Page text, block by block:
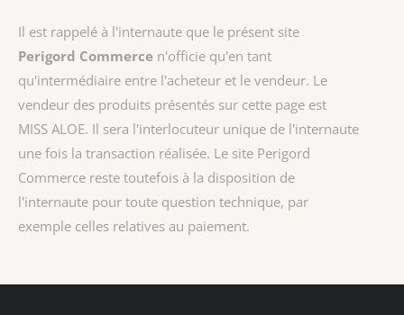
Il est rappelé à l'internaute que le présent site
Perigord Commerce n'officie qu'en tant
qu'intermédiaire entre l'acheteur et le vendeur. Le
vendeur des produits présentés sur cette page est
MISS ALOE. Il sera l'interlocuteur unique de l'internaute
une fois la transaction réalisée. Le site Perigord
Commerce reste toutefois à la disposition de
l'internaute pour toute question technique, par
exemple celles relatives au paiement.